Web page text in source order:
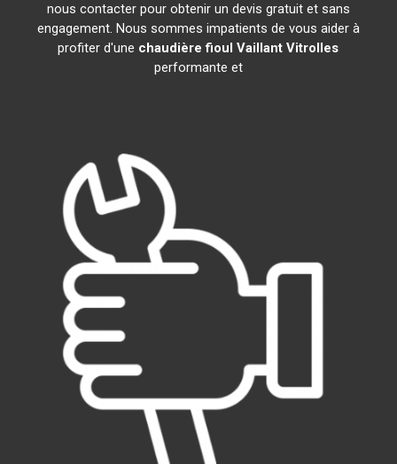
nous contacter pour obtenir un devis gratuit et sans
engagement. Nous sommes impatients de vous aider à
profiter d'une chaudière fioul Vaillant Vitrolles
performante et